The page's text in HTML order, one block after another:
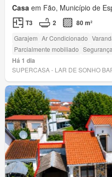
Casa em Fão, Município de
T3 2 80 m²
Garajem Ar Condicionado
Parcialmente mobiliado Segurança
Há 1 dia
SUPERCASA - LAR DE SONHO